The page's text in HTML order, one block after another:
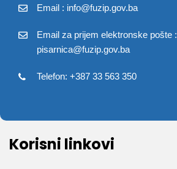
Email : info@fuzip.gov.ba
Email za prijem elektronske pošte :
pisarnica@fuzip.gov.ba
Telefon: +387 33 563 350
Korisni linkovi